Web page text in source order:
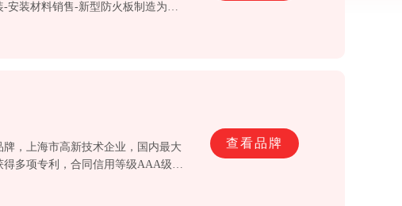
安装材料销售-新型防火板制造为一
，上海市高新技术企业，国内最大
多项专利，合同信用等级AAA级认
查看品牌